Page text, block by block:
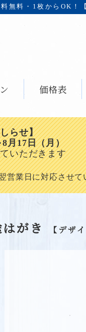
料無料・1枚からOK！
価格表
らせ】
月17日（月）
いただきます
営業日に対応させて
がき 【デザ